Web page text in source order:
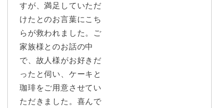
すが、満足していただ
けたとのお言葉にこち
らが救われました。ご
家族様とのお話の中
で、故人様がお好きだ
ったと伺い、ケーキと
珈琲をご用意させてい
ただきました。喜んで